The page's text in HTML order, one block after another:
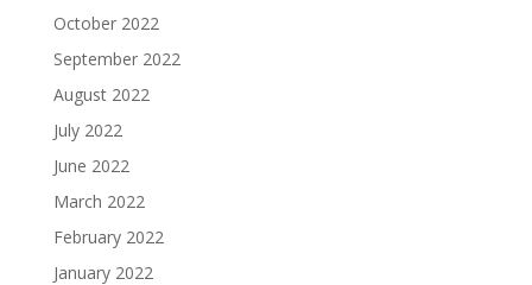
October 2022
September 2022
August 2022
July 2022
June 2022
March 2022
February 2022
January 2022